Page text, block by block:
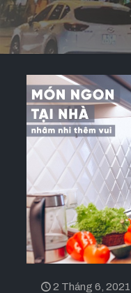
2 Tháng 6, 2021